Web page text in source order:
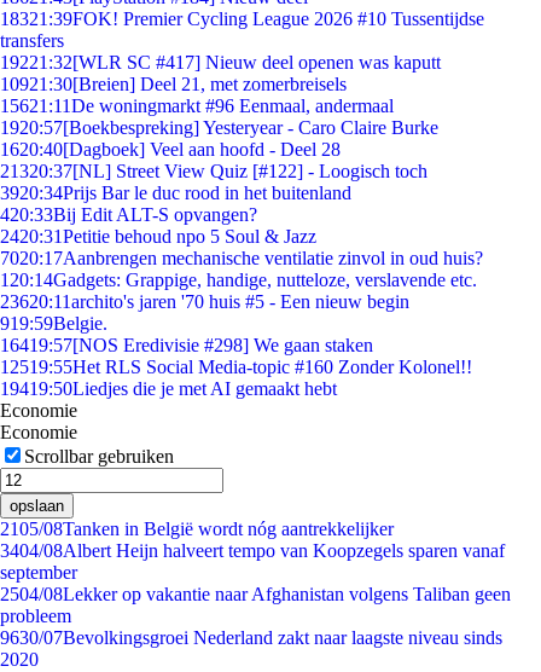
18321:39FOK! Premier Cycling League 2026 #10 Tussentijdse
transfers
19221:32[WLR SC #417] Nieuw deel openen was kaputt
10921:30[Breien] Deel 21, met zomerbreisels
15621:11De woningmarkt #96 Eenmaal, andermaal
1920:57[Boekbespreking] Yesteryear - Caro Claire Burke
1620:40[Dagboek] Veel aan hoofd - Deel 28
21320:37[NL] Street View Quiz [#122] - Loogisch toch
3920:34Prijs Bar le duc rood in het buitenland
420:33Bij Edit ALT-S opvangen?
2420:31Petitie behoud npo 5 Soul & Jazz
7020:17Aanbrengen mechanische ventilatie zinvol in oud huis?
1 20:14Gadgets: Grappige, handige, nutteloze, verslavende etc.
23620:11archito's jaren '70 huis #5 - Een nieuw begin
919:59Belgie.
16419:57[NOS Eredivisie #298] We gaan staken
12519:55Het RLS Social Media-topic #160 Zonder Kolonel!!
19419:50Liedjes die je met AI gemaakt hebt
Economie
Economie
Scrollbar gebruiken
opslaan
2105/08Tanken in België wordt nóg aantrekkelijker
3404/08Albert Heijn halveert tempo van Koopzegels sparen vanaf
september
2504/08Lekker op vakantie naar Afghanistan volgens Taliban geen
probleem
9630/07Bevolkingsgroei Nederland zakt naar laagste niveau sinds
2020